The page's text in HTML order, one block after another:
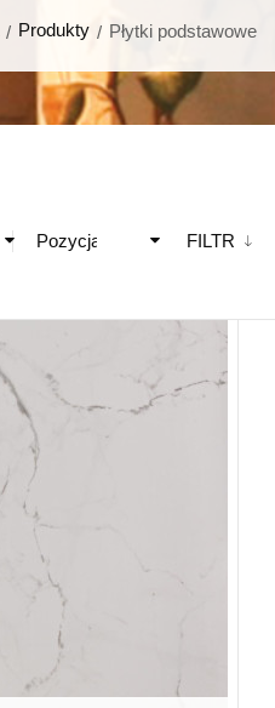
Produkty Płytki podstawowe
Pozycja FILTR